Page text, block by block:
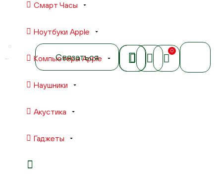
Смарт Часы
Ноутбуки Apple
Компьютеры Apple
Наушники
Акустика
Гаджеты
Связаться
0